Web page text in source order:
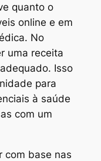
quanto o
online e em
No
uma receita
Isso
para
à saúde
com um
com base nas